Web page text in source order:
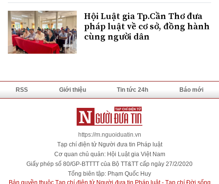
Hội Luật gia Tp.Cần Thơ đưa
pháp luật về cơ sở, đồng hành
cùng người dân
RSS Giới thiệu Tin tức 24h Báo mới
https://m.nguoiduatin.vn
Tạp chí điện tử Người đưa tin Pháp luật
Cơ quan chủ quản: Hội Luật gia Việt Nam
Giấy phép số 80/GP-BTTTT của Bộ TT&TT cấp ngày 27/2/2020
Tổng biên tập: Phạm Quốc Huy
Bản quyền thuộc Tạp chí điện tử Người đưa tin Pháp luật - Tạp chí Đời sống